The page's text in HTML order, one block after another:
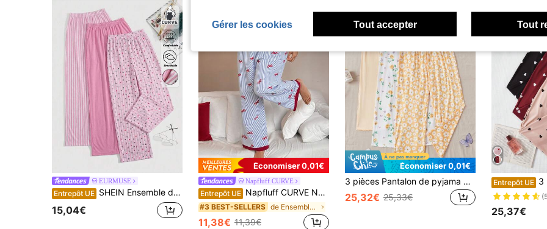
EURMUSE
Entrepôt UE SHEIN Ensemble de 3 pantalons longs de détente pour femme grande taille en coton, confortables et décontractés, pour la maison et le sommeil, 1 rose unicolore, 1 rayé et 1 motif LOVE
15,04€
Économiser 0,01€
Napfluff CURVE
Entrepôt UE Napfluff CURVE Napfluff CURVE Pantalon de pyjama grande taille pour femmes avec imprimé rayures bleues et nœud, convient pour le printemps, l'été et l'automne, peut être porté à l'intérieur et à l'extérieur
#3 BEST-SELLERS de Ensemble 1 pièce Bas de pyjama grande taille
11,38€ 11,39€
Économiser 0,01€
3 pièces Pantalon de pyjama grande taille pour femmes, pantalon de détente casual, en tissu tricoté extensible et confortable pour le repos et le port en extérieur
25,32€ 25,33€
Entrepôt UE 3 pièces/
25,37€
Gérer les cookies Tout accepter Tout